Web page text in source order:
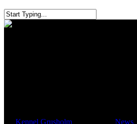
Kennel Grusholm News